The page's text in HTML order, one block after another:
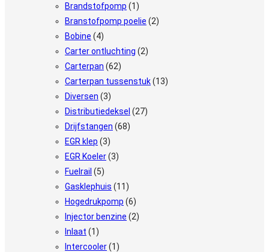
Brandstofpomp (1)
Branstofpomp poelie (2)
Bobine (4)
Carter ontluchting (2)
Carterpan (62)
Carterpan tussenstuk(13)
Diversen (3)
Distributiedeksel (27)
Drijfstangen (68)
EGR klep (3)
EGR Koeler(3)
Fuelrail (5)
Gasklephuis (11)
Hogedrukpomp (6)
Injector benzine (2)
Inlaat (1)
Intercooler(1)